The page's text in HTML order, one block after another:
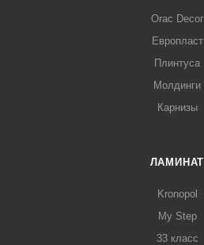
Orac Decor
Европласт
Плинтуса
Молдинги
Карнизы
ЛАМИНАТ
Kronopol
My Step
33 класс